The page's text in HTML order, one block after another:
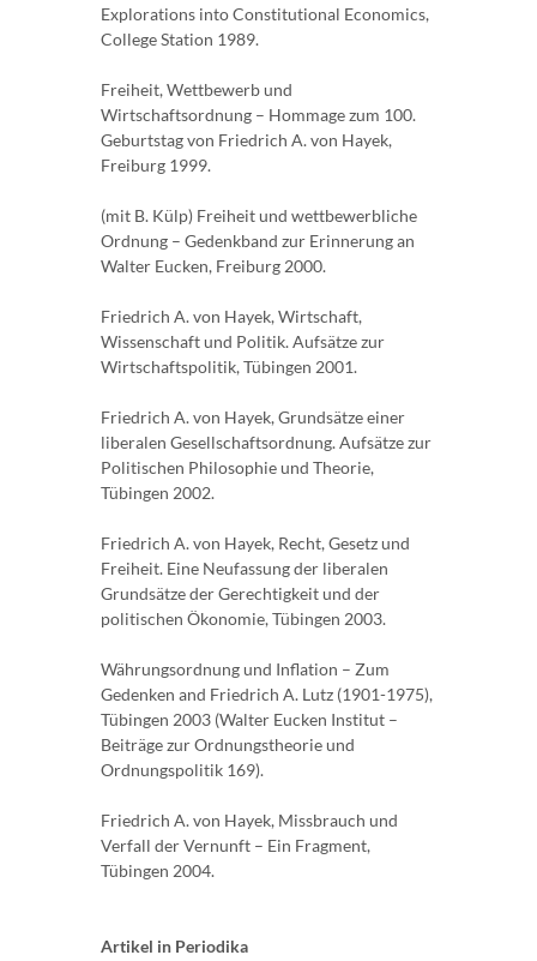
Explorations into Constitutional Economics,
College Station 1989.
Freiheit, Wettbewerb und
Wirtschaftsordnung – Hommage zum 100.
Geburtstag von Friedrich A. von Hayek,
Freiburg 1999.
(mit B. Külp) Freiheit und wettbewerbliche
Ordnung – Gedenkband zur Erinnerung an
Walter Eucken, Freiburg 2000.
Friedrich A. von Hayek, Wirtschaft,
Wissenschaft und Politik. Aufsätze zur
Wirtschaftspolitik, Tübingen 2001.
Friedrich A. von Hayek, Grundsätze einer
liberalen Gesellschaftsordnung. Aufsätze zur
Politischen Philosophie und Theorie,
Tübingen 2002.
Friedrich A. von Hayek, Recht, Gesetz und
Freiheit. Eine Neufassung der liberalen
Grundsätze der Gerechtigkeit und der
politischen Ökonomie, Tübingen 2003.
Währungsordnung und Inflation – Zum
Gedenken and Friedrich A. Lutz (1901-1975),
Tübingen 2003 (Walter Eucken Institut –
Beiträge zur Ordnungstheorie und
Ordnungspolitik 169).
Friedrich A. von Hayek, Missbrauch und
Verfall der Vernunft – Ein Fragment,
Tübingen 2004.
Artikel in Periodika